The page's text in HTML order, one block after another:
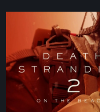
Stranding
On
the
Beach,